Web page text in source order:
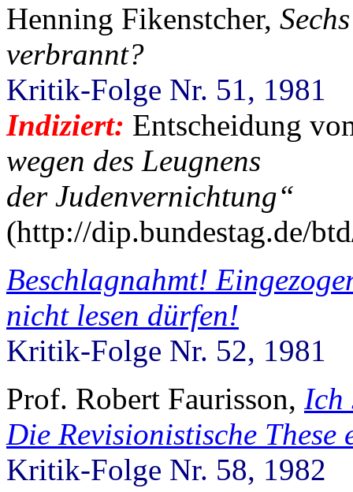
Henning Fikenstcher,
verbrannt?
Kritik-Folge Nr. 51, 1981
Indiziert: Entscheidung
wegen des Leugnens
der Judenvernichtung“
(http://dip.bundestag.de/
Beschlagnahmt!
nicht lesen dürfen!
Kritik-Folge Nr. 52, 1981
Prof. Robert Faurisson, Ich
Die Revisionistische These
Kritik-Folge Nr. 58, 1982